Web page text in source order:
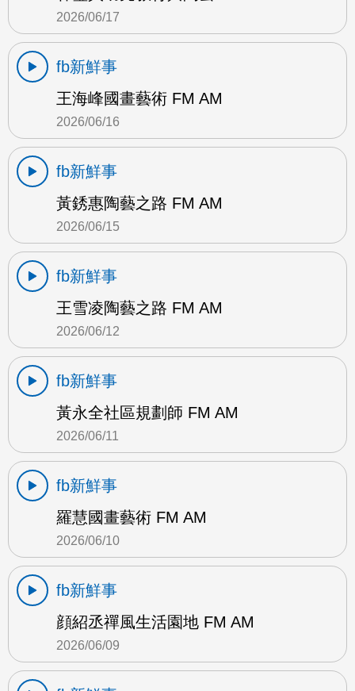
2026/06/17
fb新鮮事
王海峰國畫藝術 FM AM
2026/06/16
fb新鮮事
黃銹惠陶藝之路 FM AM
2026/06/15
fb新鮮事
王雪凌陶藝之路 FM AM
2026/06/12
fb新鮮事
黃永全社區規劃師 FM AM
2026/06/11
fb新鮮事
羅慧國畫藝術 FM AM
2026/06/10
fb新鮮事
顔紹丞禪風生活園地 FM AM
2026/06/09